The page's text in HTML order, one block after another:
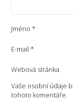
Jméno*
E-mail*
Webová stránka
Vaše osobní údaje
tohoto komentáře.